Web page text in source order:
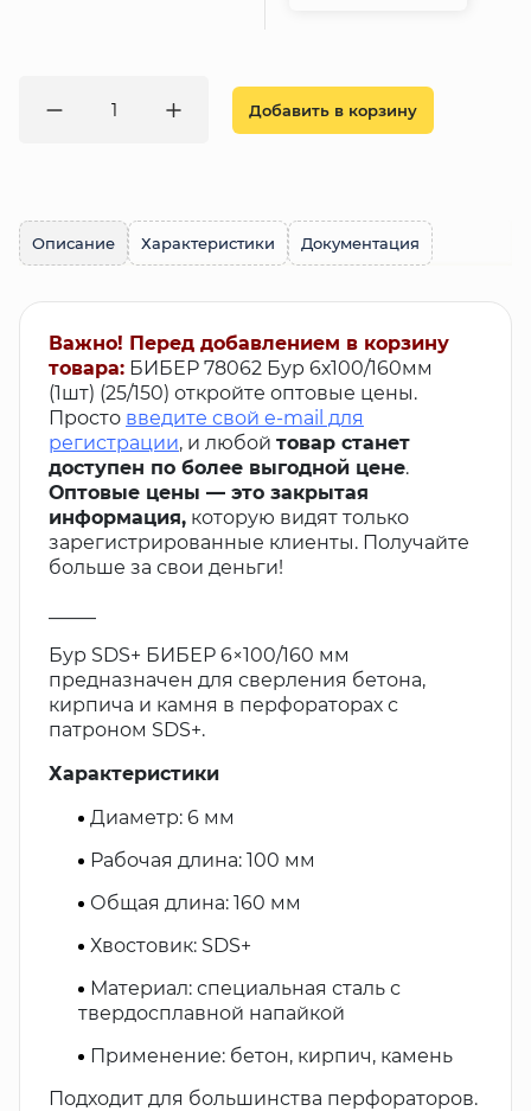
Добавить в корзину
Описание Характеристики Документация
Важно! Перед добавлением в корзину
товара: БИБЕР 78062 Бур 6х100/160мм
(1шт) (25/150) откройте оптовые цены.
Просто введите свой e-mail для
регистрации, и любой товар станет
доступен по более выгодной цене.
Оптовые цены — это закрытая
информация, которую видят только
зарегистрированные клиенты. Получайте
больше за свои деньги!
Бур SDS+ БИБЕР 6×100/160 мм
предназначен для сверления бетона,
кирпича и камня в перфораторах с
патроном SDS+.
Характеристики
Диаметр: 6 мм
Рабочая длина: 100 мм
Общая длина: 160 мм
Хвостовик: SDS+
Материал: специальная сталь с
твердосплавной напайкой
Применение: бетон, кирпич, камень
Подходит для большинства перфораторов.